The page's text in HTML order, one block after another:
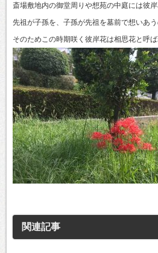
斎場敷地内の御堂周りや想苑の中庭には彼岸
先祖が子孫を、子孫が先祖を墓前で想いあう
そのためこの時期咲く彼岸花は相思花と呼ば
関連記事